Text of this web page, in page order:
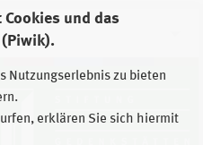
Cookies und das
Nutzungserlebnis zu bieten
erklären Sie sich hiermit